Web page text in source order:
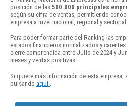
posición de las 500.000 principales
según su cifra de ventas, permitiendo
empresa a nivel nacional, regional y
Para poder formar parte del Ranking las
estados financieros normalizados y
cierre comprendida entre Julio de 2024 y
meses y ventas positivas.
Si quiere más información de esta empresa,
pulsando aquí